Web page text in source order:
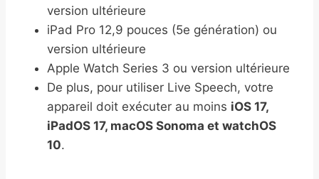
version ultérieure
iPad Pro 12,9 pouces (5e génération) ou
version ultérieure
Apple Watch Series 3 ou version ultérieure
De plus, pour utiliser Live Speech, votre
appareil doit exécuter au moins iOS 17,
iPadOS 17, macOS Sonoma et watchOS
10.